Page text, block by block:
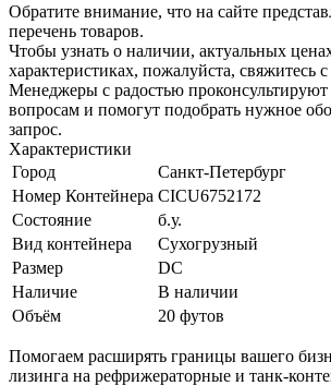
Обратите внимание, что на сайте
перечень товаров.
Чтобы узнать о наличии, актуальных
характеристиках, пожалуйста, свяжитесь
Менеджеры с радостью
вопросам и помогут подобрать нужное
запрос.
Характеристики
Город
Санкт-Петербург
Номер Контейнера CICU6752172
Состояние
б.у.
Вид контейнера
Сухогрузный
Размер
DC
Наличие
В наличии
Объём
20 футов
Помогаем расширять границы вашего
лизинга на рефрижераторные и танк-